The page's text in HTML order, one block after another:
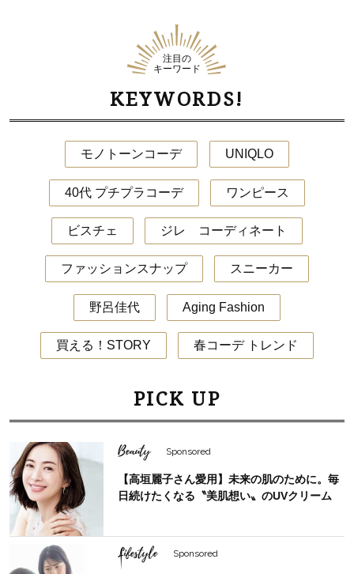
注目の
キーワード
KEYWORDS!
モノトーンコーデ UNIQLO
40代 プチプラコーデ ワンピース
ビスチェ ジレ コーディネート
ファッションスナップ スニーカー
野呂佳代 Aging Fashion
買える！STORY 春コーデ トレンド
PICK UP
Beauty Sponsored
【高垣麗子さん愛用】未来の肌のために。毎
日続けたくなる〝美肌想い〟のUVクリーム
Lifestyle Sponsored